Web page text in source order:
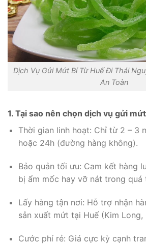
Dịch Vụ Gửi Mứt Bí Từ Huế Đi Thái
An Toàn
1. Tại sao nên chọn dịch vụ gửi
Thời gian linh hoạt: Chỉ từ 2 – 3
hoặc 24h (đường hàng không).
Bảo quản tối ưu: Cam kết hàng
bị ẩm mốc hay vỡ nát trong quá
Lấy hàng tận nơi: Hỗ trợ nhận
sản xuất mứt tại Huế (Kim
Cước phí rẻ: Giá cực kỳ cạnh